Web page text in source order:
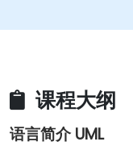
课程大纲
语言简介 UML